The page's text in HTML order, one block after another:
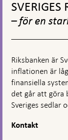
toppnavigation
SVERIGES
– för en
Riksbanken är
inflationen är
finansiella
det går att göra
Sveriges sedlar
Kontakt